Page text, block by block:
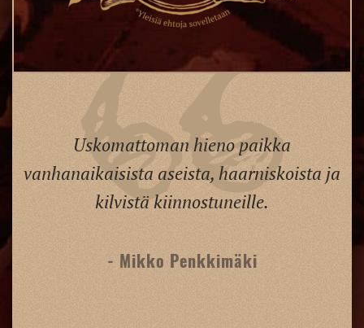
Uskomattoman hieno paikka
vanhanaikaisista aseista, haarniskoista ja
kilvistä kiinnostuneille.
- Mikko Penkkimäki